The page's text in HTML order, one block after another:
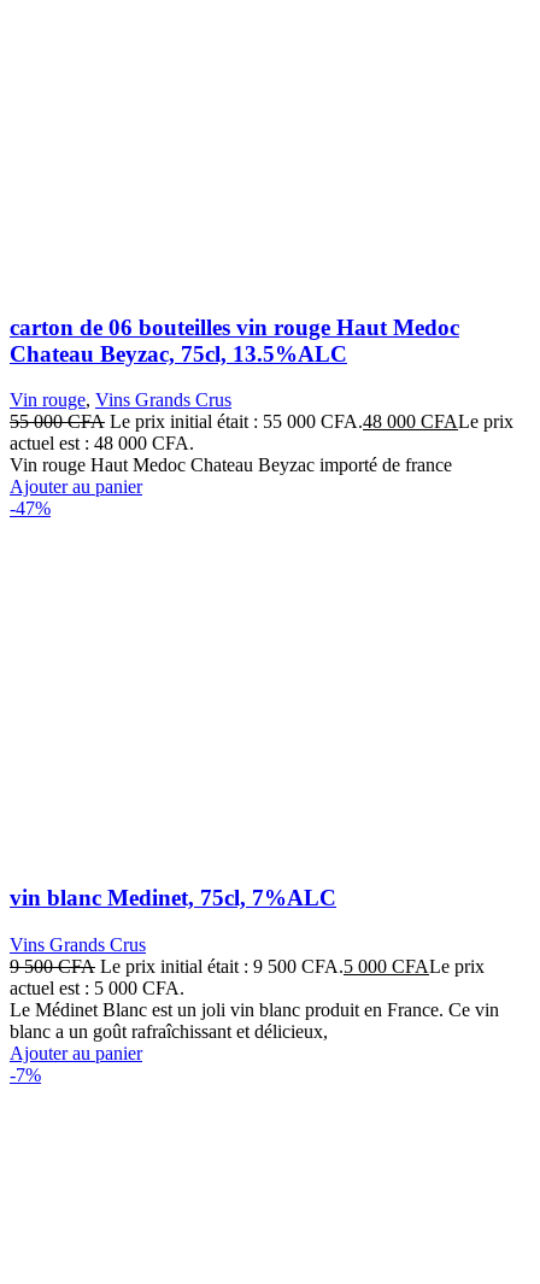
carton de 06 bouteilles vin rouge Haut Medoc
Chateau Beyzac, 75cl, 13.5%ALC
Vin rouge, Vins Grands Crus
55 000CFA Le prix initial était : 55 000 CFA.48 000 CFALe prix
actuel est : 48 000 CFA.
Vin rouge Haut Medoc Chateau Beyzac importé de france
Ajouter au panier
-47%
vin blanc Medinet, 75cl, 7%ALC
Vins Grands Crus
9 500CFA Le prix initial était : 9 500 CFA.5 000 CFALe prix
actuel est : 5 000 CFA.
Le Médinet Blanc est un joli vin blanc produit en France. Ce vin
blanc a un goût rafraîchissant et délicieux,
Ajouter au panier
-7%